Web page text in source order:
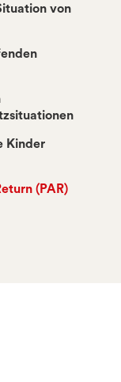
von
Kinder
(PAR)